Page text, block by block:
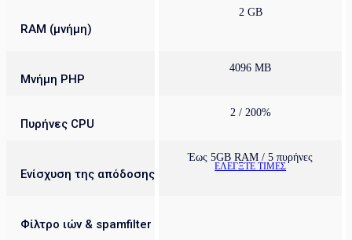
RAM (μνήμη)
2 GB
Μνήμη PHP
4096 MB
Πυρήνες CPU
2 / 200%
Ενίσχυση της απόδοσης
Έως 5GB RAM / 5 πυρήνες
ΕΛΕΓΞΤΕ ΤΙΜΕΣ
Φίλτρο ιών & spamfilter